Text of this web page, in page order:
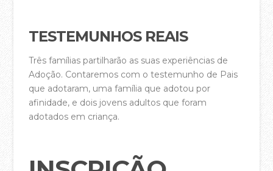
Ação Social
Projeto de Missões
Refletir
Oração Online – Quintas 21h30
TESTEMUNHOS REAIS
Três famílias partilharão as suas experiências de
Adoção. Contaremos com o testemunho de Pais
que adotaram, uma família que adotou por
afinidade, e dois jovens adultos que foram
adotados em criança.